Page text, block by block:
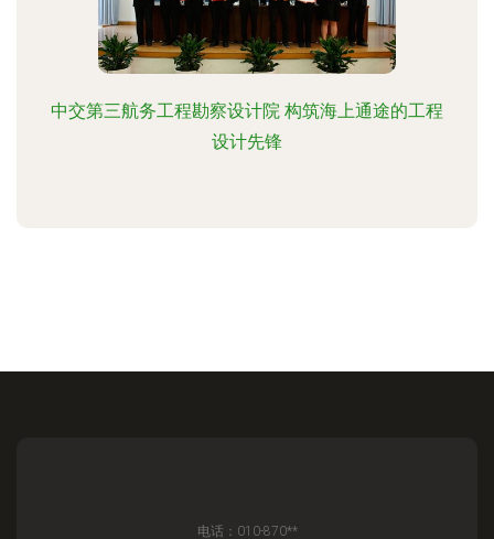
中交第三航务工程勘察设计院 构筑海上通途的工程
设计先锋
电话：010-870**